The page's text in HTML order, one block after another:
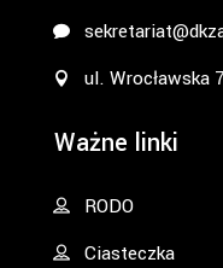
ul. Wrocławska
Ważne linki
RODO
Ciasteczka